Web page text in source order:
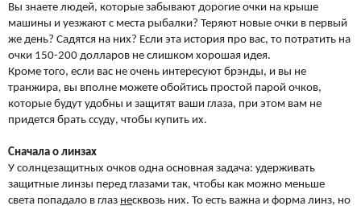
Вы знаете людей, которые забывают дорогие очки на крыше
машины и уезжают с места рыбалки? Теряют новые очки в первый
же день? Садятся на них? Если эта история про вас, то потратить на
очки 150-200 долларов не слишком хорошая идея.
Кроме того, если вас не очень интересуют брэнды, и вы не
транжира, вы вполне можете обойтись простой парой очков,
которые будут удобны и защитят ваши глаза, при этом вам не
придется брать ссуду, чтобы купить их.
Сначала о линзах
У солнцезащитных очков одна основная задача: удерживать
защитные линзы перед глазами так, чтобы как можно меньше
света попадало в глаз несквозь них. То есть важна и форма линз, но